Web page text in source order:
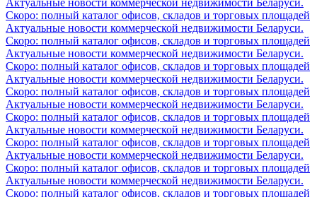
Скоро: полный каталог офисов, складов и торговых площадей
Актуальные новости коммерческой недвижимости Беларуси.
Скоро: полный каталог офисов, складов и торговых площадей
Актуальные новости коммерческой недвижимости Беларуси.
Скоро: полный каталог офисов, складов и торговых площадей
Актуальные новости коммерческой недвижимости Беларуси.
Скоро: полный каталог офисов, складов и торговых площадей
Актуальные новости коммерческой недвижимости Беларуси.
Скоро: полный каталог офисов, складов и торговых площадей
Актуальные новости коммерческой недвижимости Беларуси.
Скоро: полный каталог офисов, складов и торговых площадей
Актуальные новости коммерческой недвижимости Беларуси.
Скоро: полный каталог офисов, складов и торговых площадей
Актуальные новости коммерческой недвижимости Беларуси.
Скоро: полный каталог офисов, складов и торговых площадей